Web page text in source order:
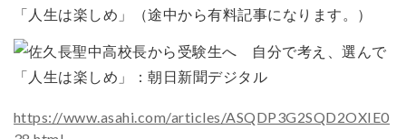
「人生は楽しめ」（途中から有料記事になります。）
https://www.asahi.com/articles/ASQDP3G2SQD2OXIE0